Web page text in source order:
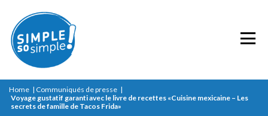
Home | Communiqués de presse |
Voyage gustatif garanti avec le livre de recettes «Cuisine mexicaine – Les
secrets de famille de Tacos Frida»